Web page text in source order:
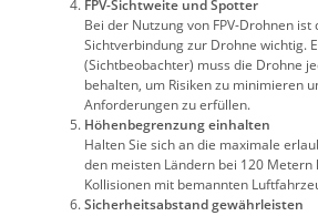
FPV-Sichtweite und Spotter
Bei der Nutzung von FPV-Drohnen ist
Sichtverbindung zur Drohne wichtig.
(Sichtbeobachter) muss die Drohne
behalten, um Risiken zu minimieren
Anforderungen zu erfüllen.
Höhenbegrenzung einhalten
Halten Sie sich an die maximale
den meisten Ländern bei 120 Metern
Kollisionen mit bemannten
Sicherheitsabstand gewährleisten